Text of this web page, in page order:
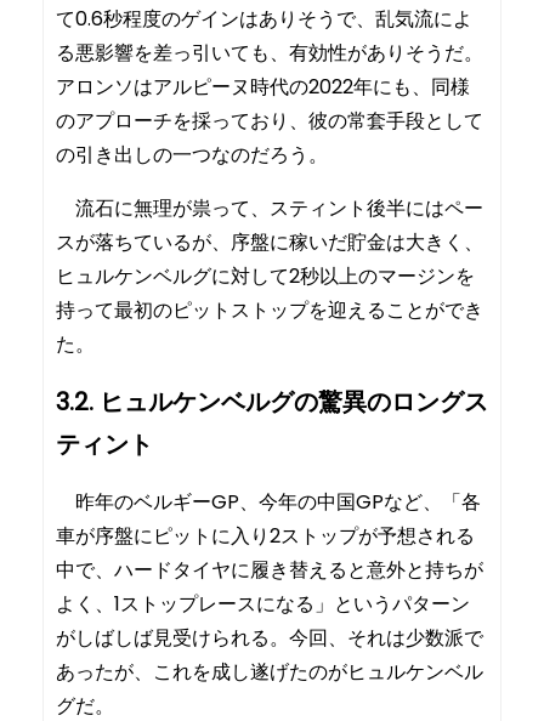
て0.6秒程度のゲインはありそうで、乱気流によ
る悪影響を差っ引いても、有効性がありそうだ。
アロンソはアルピーヌ時代の2022年にも、同様
のアプローチを採っており、彼の常套手段として
の引き出しの一つなのだろう。
流石に無理が祟って、スティント後半にはペー
スが落ちているが、序盤に稼いだ貯金は大きく、
ヒュルケンベルグに対して2秒以上のマージンを
持って最初のピットストップを迎えることができ
た。
3.2. ヒュルケンベルグの驚異のロングス
ティント
昨年のベルギーGP、今年の中国GPなど、「各
車が序盤にピットに入り2ストップが予想される
中で、ハードタイヤに履き替えると意外と持ちが
よく、1ストップレースになる」というパターン
がしばしば見受けられる。今回、それは少数派で
あったが、これを成し遂げたのがヒュルケンベル
グだ。